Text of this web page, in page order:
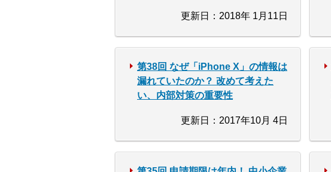
更新日：2018年 1月11日
第38回 なぜ「iPhone X」の情報は
漏れていたのか？ 改めて考えた
い、内部対策の重要性
更新日：2017年10月 4日